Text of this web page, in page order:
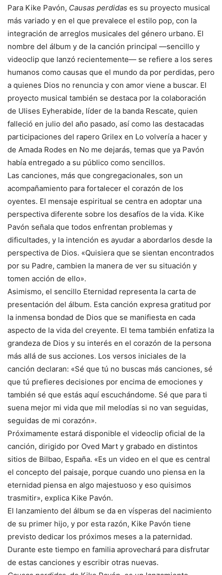
Para Kike Pavón, Causas perdidas es su proyecto musical
más variado y en el que prevalece el estilo pop, con la
integración de arreglos musicales del género urbano. El
nombre del álbum y de la canción principal —sencillo y
videoclip que lanzó recientemente— se refiere a los seres
humanos como causas que el mundo da por perdidas, pero
a quienes Dios no renuncia y con amor viene a buscar. El
proyecto musical también se destaca por la colaboración
de Ulises Eyherabide, líder de la banda Rescate, quien
falleció en julio del año pasado, así como las destacadas
participaciones del rapero Grilex en Lo volvería a hacer y
de Amada Rodes en No me dejarás, temas que ya Pavón
había entregado a su público como sencillos.
Las canciones, más que congregacionales, son un
acompañamiento para fortalecer el corazón de los
oyentes. El mensaje espiritual se centra en adoptar una
perspectiva diferente sobre los desafíos de la vida. Kike
Pavón señala que todos enfrentan problemas y
dificultades, y la intención es ayudar a abordarlos desde la
perspectiva de Dios. «Quisiera que se sientan encontrados
por su Padre, cambien la manera de ver su situación y
tomen acción de ello».
Asimismo, el sencillo Eternidad representa la carta de
presentación del álbum. Esta canción expresa gratitud por
la inmensa bondad de Dios que se manifiesta en cada
aspecto de la vida del creyente. El tema también enfatiza la
grandeza de Dios y su interés en el corazón de la persona
más allá de sus acciones. Los versos iniciales de la
canción declaran: «Sé que tú no buscas más canciones, sé
que tú prefieres decisiones por encima de emociones y
también sé que estás aquí escuchándome. Sé que para ti
suena mejor mi vida que mil melodías si no van seguidas,
seguidas de mi corazón».
Próximamente estará disponible el videoclip oficial de la
canción, dirigido por Oved Mart y grabado en distintos
sitios de Bilbao, España. «Es un video en el que es central
el concepto del paisaje, porque cuando uno piensa en la
eternidad piensa en algo majestuoso y eso quisimos
trasmitir», explica Kike Pavón.
El lanzamiento del álbum se da en vísperas del nacimiento
de su primer hijo, y por esta razón, Kike Pavón tiene
previsto dedicar los próximos meses a la paternidad.
Durante este tiempo en familia aprovechará para disfrutar
de estas canciones y escribir otras nuevas.